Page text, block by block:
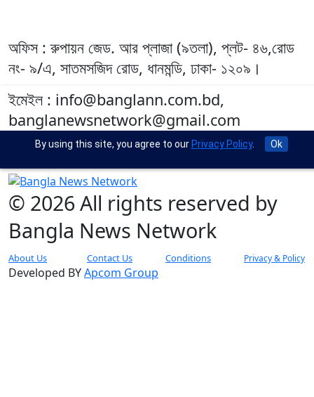
অফিস : রুপায়ন জেড. আর প্লাজা (৯তলা), প্লট- ৪৬,রোড
নং- ৯/এ, সাতমসজিদ রোড, ধানমন্ডি, ঢাকা- ১২০৯।
ইমেইল : info@banglann.com.bd,
banglanewsnetwork@gmail.com
মোবাইল : +৮৮ ০২ ২২২২৪৬৯১৮, ০২২২২২৪৬৪৪৯
© 2026 All rights reserved by
Bangla News Network
About Us Contact Us Conditions Privacy & Policy
Developed BYApcom Group
By using this site, you agree to our Privacy Policy. Ok